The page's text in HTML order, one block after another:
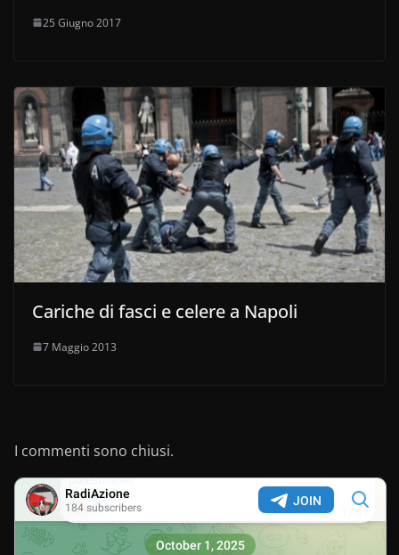
25 Giugno 2017
Cariche di fasci e celere a Napoli
7 Maggio 2013
I commenti sono chiusi.